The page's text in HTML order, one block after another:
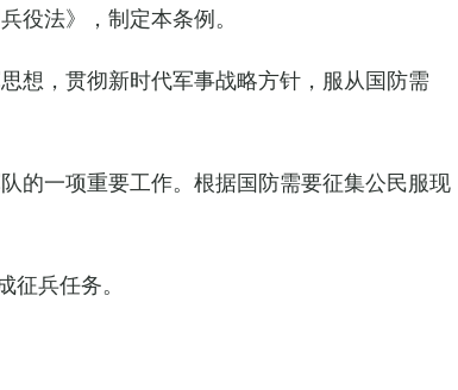
役法》，制定本条例。
想，贯彻新时代军事战略方针，服从国防需
的一项重要工作。根据国防需要征集公民服现
兵任务。